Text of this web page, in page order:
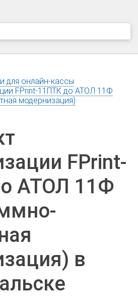
для онлайн-кассы
FPrint-11ПТК до АТОЛ 11Ф
модернизация)
FPrint-
АТОЛ 11Ф
в